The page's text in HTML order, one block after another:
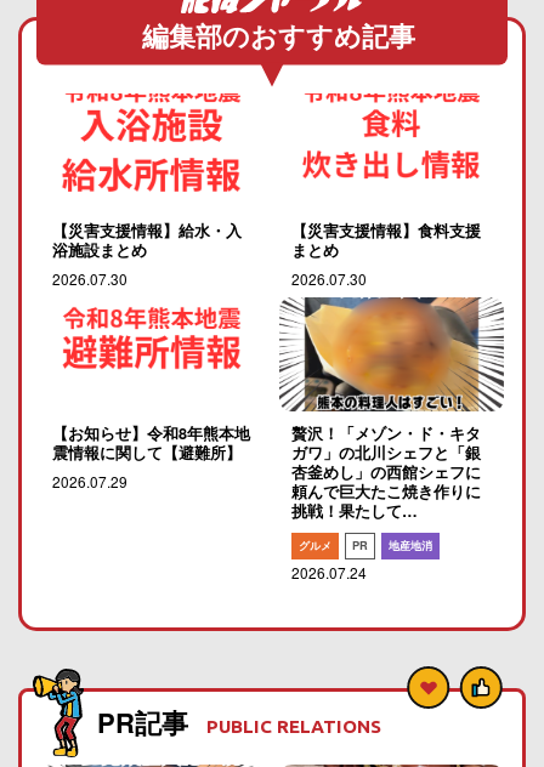
編集部のおすすめ記事
【災害支援情報】給水・入
浴施設まとめ
2026.07.30
【災害支援情報】食料支援
まとめ
2026.07.30
【お知らせ】令和8年熊本地
震情報に関して【避難所】
2026.07.29
贅沢！「メゾン・ド・キタ
ガワ」の北川シェフと「銀
杏釜めし」の西館シェフに
頼んで巨大たこ焼き作りに
挑戦！果たして…
グルメ PR 地産地消
2026.07.24
PR記事 PUBLIC RELATIONS